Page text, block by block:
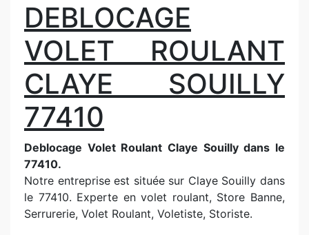
DEBLOCAGE
VOLET ROULANT
CLAYE SOUILLY
77410
Deblocage Volet Roulant Claye Souilly dans le
77410.
Notre entreprise est située sur Claye Souilly dans
le 77410. Experte en volet roulant, Store Banne,
Serrurerie, Volet Roulant, Voletiste, Storiste.